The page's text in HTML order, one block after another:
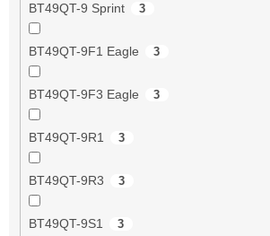
BT49QT-9 Sprint 3
BT49QT-9F1 Eagle 3
BT49QT-9F3 Eagle 3
BT49QT-9R1 3
BT49QT-9R3 3
BT49QT-9S1 3